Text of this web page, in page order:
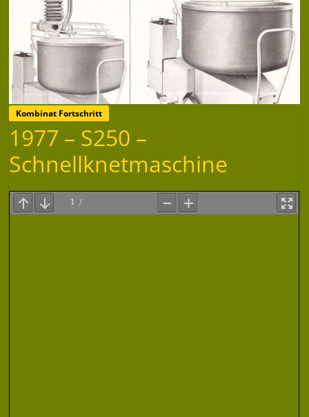
Kombinat Fortschritt
1977 – S250 –
Schnellknetmaschine